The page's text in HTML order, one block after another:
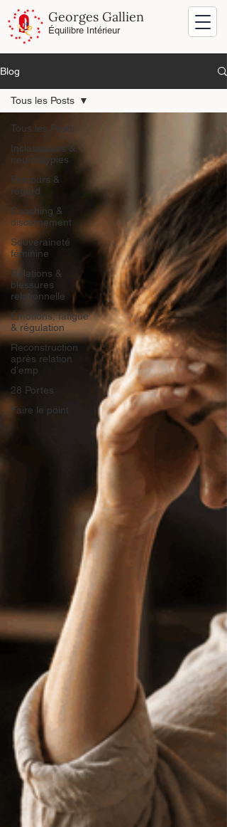
Georges Gallien
Équilibre Intérieur
Blog
Tous les Posts
Inclassables &
neuroatypies
Parcours &
regard
Coaching &
discernement
Souveraineté
féminine
Relations &
blessures
relationnelle
Émotions, fatigue
& régulation
Reconstruction
après relation
d’emp
28 Portes
Faire le point
Tous les Posts